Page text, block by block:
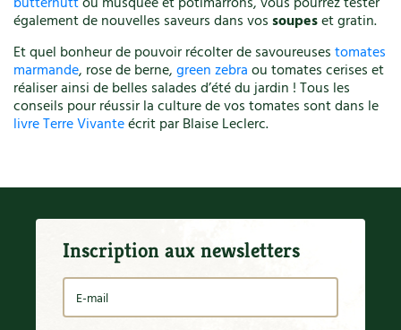
Recettes végétariennes et vegan
Habitat écologique
Conception et gros oeuvre
Entretien de la maison
Décoration et petit bricolage
Trucs & astuces
Expés
Trocs & petites annonces
Liste des pépiniéristes
Mieux consommer
également de nouvelles saveurs dans vossoupeset gratin.
Et quel bonheur de pouvoir récolter de savoureusestomates
marmande, rose de berne,green zebraou tomates cerises et
réaliser ainsi de belles salades d’été du jardin ! Tous les
conseils pour réussir la culture de vos tomates sont dans le
livre Terre Vivanteécrit par Blaise Leclerc.
Inscription aux newsletters